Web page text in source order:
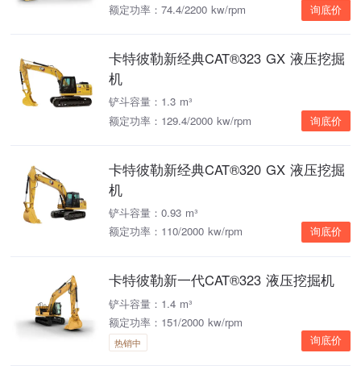
额定功率：74.4/2200 kw/rpm
询底价
卡特彼勒新经典CAT®323 GX 液压挖掘
机
铲斗容量：1.3 m³
额定功率：129.4/2000 kw/rpm
询底价
卡特彼勒新经典CAT®320 GX 液压挖掘
机
铲斗容量：0.93 m³
额定功率：110/2000 kw/rpm
询底价
卡特彼勒新一代CAT®323 液压挖掘机
铲斗容量：1.4 m³
额定功率：151/2000 kw/rpm
热销中 询底价